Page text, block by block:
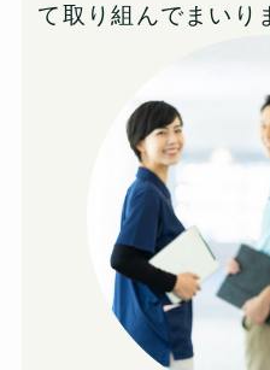
て取り組んでまいり